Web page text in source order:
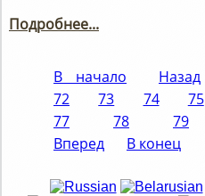
Подробнее...
В начало Назад
72
73 74 75
77
78 79
Вперед
В конец